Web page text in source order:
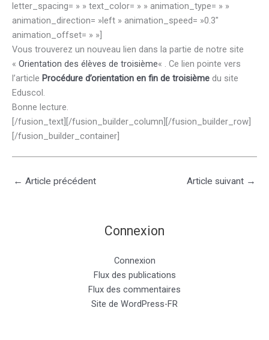
letter_spacing= » » text_color= » » animation_type= » »
animation_direction= »left » animation_speed= »0.3″
animation_offset= » »]
Vous trouverez un nouveau lien dans la partie de notre site
« Orientation des élèves de troisième« . Ce lien pointe vers
l’article Procédure d’orientation en fin de troisième du site
Eduscol.
Bonne lecture.
[/fusion_text][/fusion_builder_column][/fusion_builder_row]
[/fusion_builder_container]
← Article précédent Article suivant →
Connexion
Connexion
Flux des publications
Flux des commentaires
Site de WordPress-FR